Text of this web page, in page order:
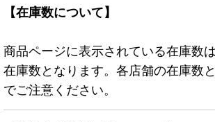
【在庫数について】
商品ページに表示されている在庫数
在庫数となります。各店舗の在庫数
でご注意ください。